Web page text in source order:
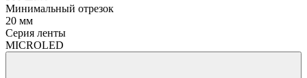
Минимальный отрезок
20 мм
Серия ленты
MICROLED